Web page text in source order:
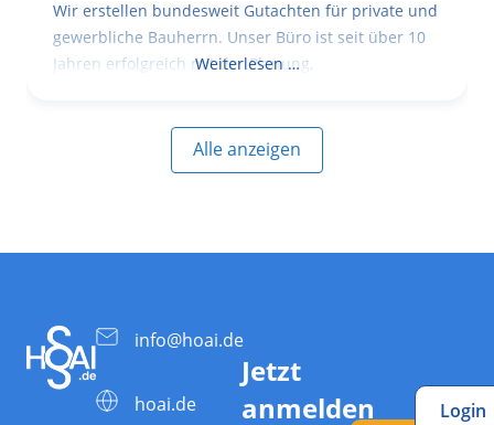
Wir erstellen bundesweit Gutachten für private und
gewerbliche Bauherrn. Unser Büro ist seit über 10
Jahren erfolgreich mit der Planung,
Weiterlesen …
Alle anzeigen
info@hoai.de
hoai.de
Jetzt
anmelden
Login